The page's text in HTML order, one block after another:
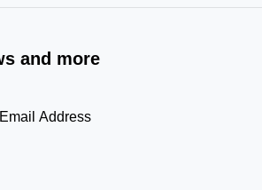
and more!